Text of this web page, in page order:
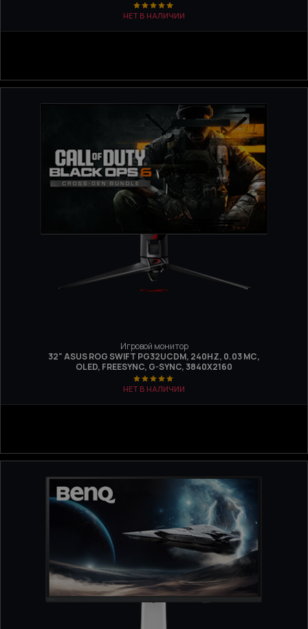
НЕТ В НАЛИЧИИ
Игровой монитор
32" ASUS ROG SWIFT PG32UCDM, 240HZ, 0.03 МС,
OLED, FREESYNC, G-SYNC, 3840X2160
НЕТ В НАЛИЧИИ